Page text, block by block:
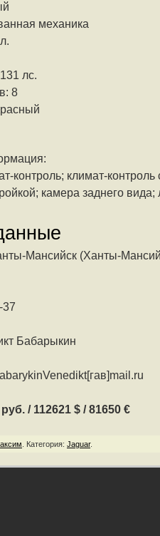
механика
лс.
8
контроль; климат-
камера заднего вида;
Мансийск (Ханты-
37
Бабарыкин
/ 112621 $ / 81650 €
Категория: Jaguar.